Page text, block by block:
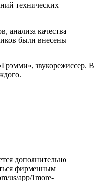
технических
анализа качества
были внесены
звукорежиссер. В
дополнительно
фирменным
us/app/1more-